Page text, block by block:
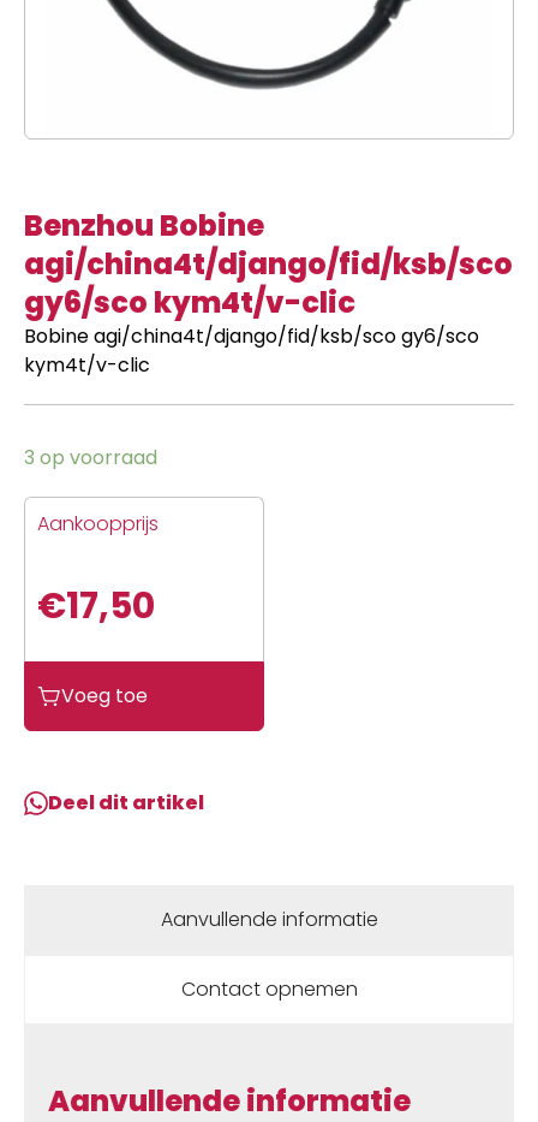
Benzhou Bobine
agi/china4t/django/fid/ksb/sco
gy6/sco kym4t/v-clic
Bobine agi/china4t/django/fid/ksb/sco gy6/sco
kym4t/v-clic
3 op voorraad
Aankoopprijs
€17,50
Bobine
agi/china4t/django/fid/ksb/sco
kym4t/v-
clic
Voeg toe
Deel dit artikel
Aanvullende informatie
Contact opnemen
Aanvullende informatie